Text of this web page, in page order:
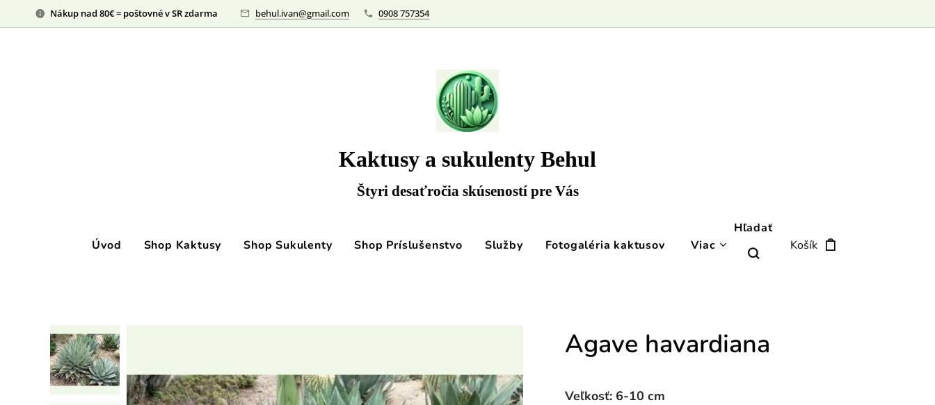
Nákup nad 80€ = poštovné v SR zdarma behul.ivan@gmail.com 0908 757354
Kaktusy a sukulenty Behul
Štyri desaťročia skúseností pre Vás
Úvod Shop Kaktusy Shop Sukulenty Shop Príslušenstvo Služby Fotogaléria kaktusov Viac
Hľadať
Košík
Agave havardiana
Veľkosť: 6-10 cm